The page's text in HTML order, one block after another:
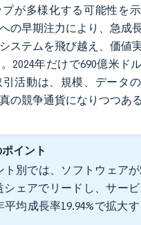
が多様化する可能性を
の早期注力により、急成
ステムを飛び越え、価値
2024年だけで690億米ド
引活動は、規模、データ
の競争通貨になりつつあ
イント
ト別では、ソフトウェアが
シェアでリードし、サービ
均成長率19.94%で拡大